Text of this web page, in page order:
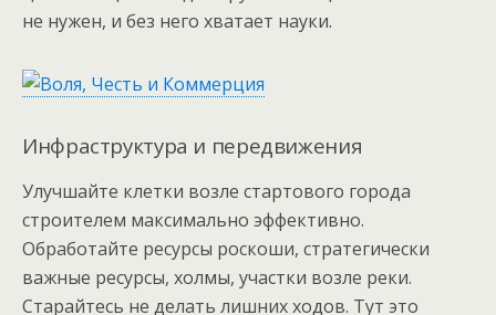
не нужен, и без него хватает науки.
Инфраструктура и передвижения
Улучшайте клетки возле стартового города
строителем максимально эффективно.
Обработайте ресурсы роскоши, стратегически
важные ресурсы, холмы, участки возле реки.
Старайтесь не делать лишних ходов. Тут это